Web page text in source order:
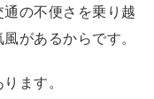
の不便さを乗り越
があるからです。
ます。